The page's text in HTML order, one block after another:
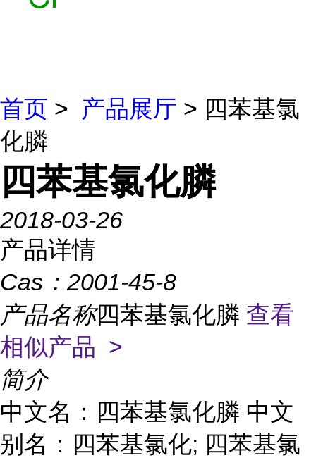
首页 > 产品展厅 > 四苯基氯
化膦
四苯基氯化膦
2018-03-26
产品详情
Cas： 2001-45-8
产品名称四苯基氯化膦 查看
相似产品 >
简介
中文名：四苯基氯化膦 中文
别名：四苯基氯化; 四苯基氯